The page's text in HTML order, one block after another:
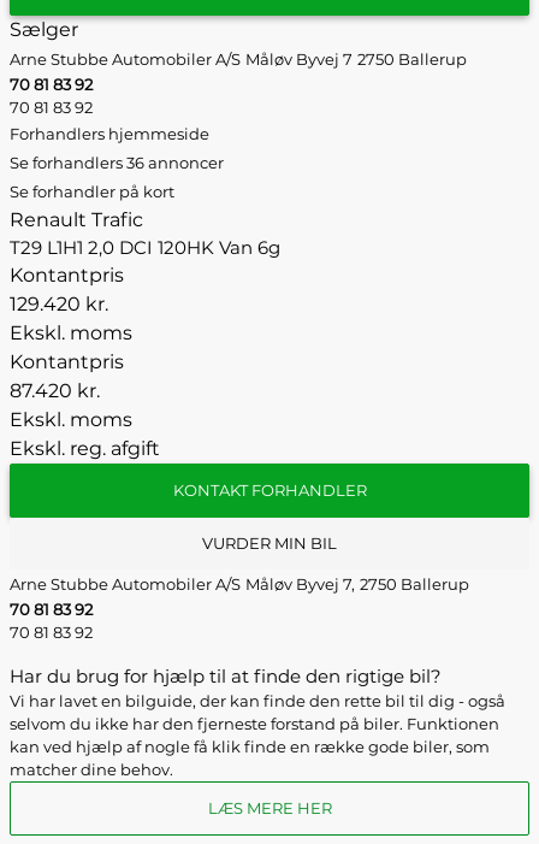
Sælger
Arne Stubbe Automobiler A/S Måløv Byvej 7 2750 Ballerup
70 81 83 92
70 81 83 92
Forhandlers hjemmeside
Se forhandlers 36 annoncer
Se forhandler på kort
Renault Trafic
T29 L1H1 2,0 DCI 120HK Van 6g
Kontantpris
129.420 kr.
Ekskl. moms
Kontantpris
87.420 kr.
Ekskl. moms
Ekskl. reg. afgift
KONTAKT FORHANDLER
VURDER MIN BIL
Arne Stubbe Automobiler A/S Måløv Byvej 7, 2750 Ballerup
70 81 83 92
70 81 83 92
Har du brug for hjælp til at finde den rigtige bil?
Vi har lavet en bilguide, der kan finde den rette bil til dig - også
selvom du ikke har den fjerneste forstand på biler. Funktionen
kan ved hjælp af nogle få klik finde en række gode biler, som
matcher dine behov.
LÆS MERE HER